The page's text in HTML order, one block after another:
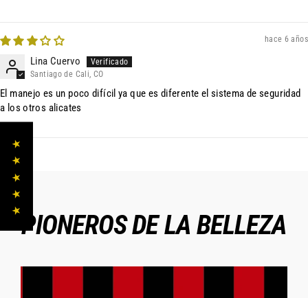
hace 6 años
Lina Cuervo
Santiago de Cali, CO
El manejo es un poco difícil ya que es diferente el sistema de seguridad
a los otros alicates
PIONEROS DE LA BELLEZA
★ ★ ★ ★ ★